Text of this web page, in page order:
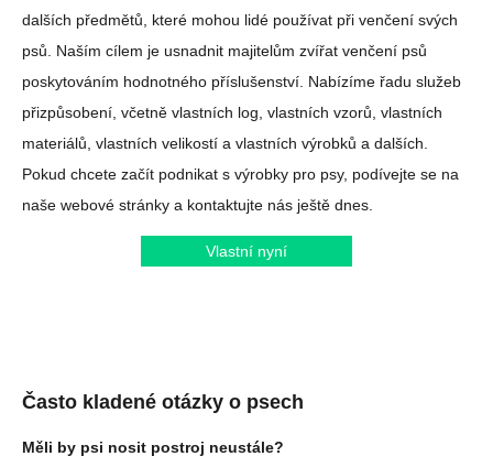
dalších předmětů, které mohou lidé používat při venčení svých
psů. Naším cílem je usnadnit majitelům zvířat venčení psů
poskytováním hodnotného příslušenství. Nabízíme řadu služeb
přizpůsobení, včetně vlastních log, vlastních vzorů, vlastních
materiálů, vlastních velikostí a vlastních výrobků a dalších.
Pokud chcete začít podnikat s výrobky pro psy, podívejte se na
naše webové stránky a kontaktujte nás ještě dnes.
Vlastní nyní
Často kladené otázky o psech
Měli by psi nosit postroj neustále?